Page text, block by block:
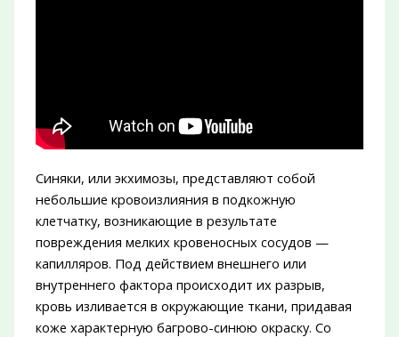
Синяки, или экхимозы, представляют собой
небольшие кровоизлияния в подкожную
клетчатку, возникающие в результате
повреждения мелких кровеносных сосудов —
капилляров. Под действием внешнего или
внутреннего фактора происходит их разрыв,
кровь изливается в окружающие ткани, придавая
коже характерную багрово-синюю окраску. Со